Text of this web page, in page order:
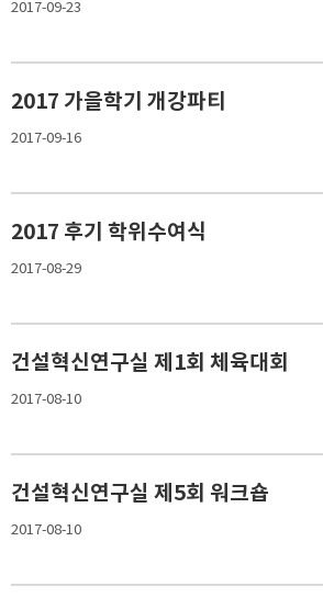
2017-09-23
2017 가을학기 개강파티
2017-09-16
2017 후기 학위수여식
2017-08-29
건설혁신연구실 제1회 체육대회
2017-08-10
건설혁신연구실 제5회 워크숍
2017-08-10